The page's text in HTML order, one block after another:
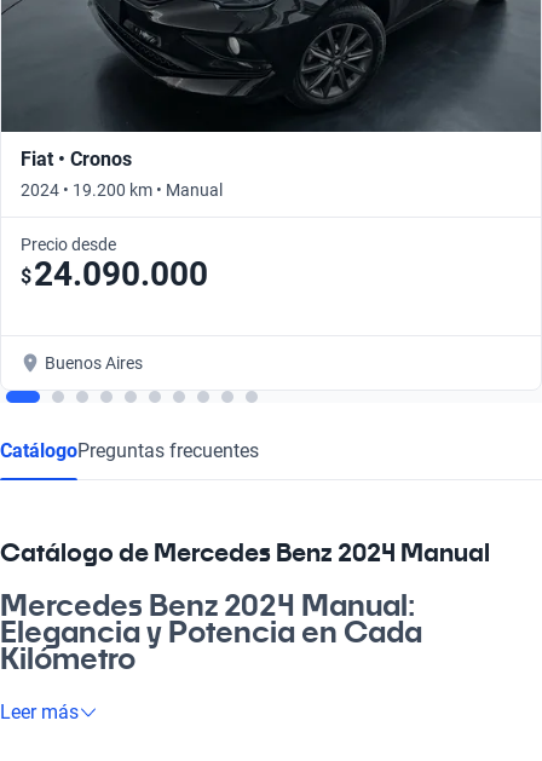
Fiat • Cronos
2024 • 19.200 km • Manual
Precio desde
$24.090.000
Buenos Aires
CatálogoPreguntas frecuentes
Catálogo de Mercedes Benz 2024 Manual
Mercedes Benz 2024 Manual:
Elegancia y Potencia en Cada
Kilómetro
¿Buscás un vehículo que combine lujo y prestaciones? El
Leer más